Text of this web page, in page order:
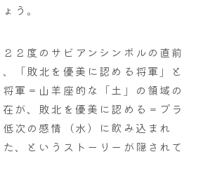
う。
２度のサビアンシンボルの直前
「敗北を優美に認める将軍」と
軍＝山羊座的な「土」の領域の
が、敗北を優美に認める＝プラ
次の感情（水）に飲み込まれ
、というストーリーが隠されて